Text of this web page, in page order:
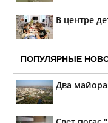
В центре
ПОПУЛЯРНЫЕ
Два